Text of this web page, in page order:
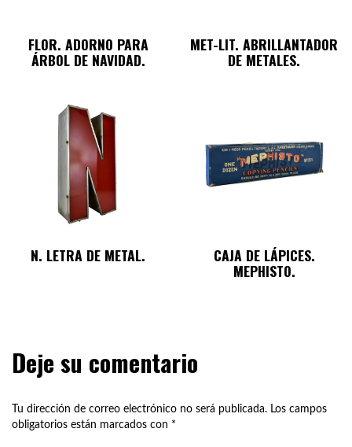
FLOR. ADORNO PARA
ÁRBOL DE NAVIDAD.
MET-LIT. ABRILLANTADOR
DE METALES.
N. LETRA DE METAL. CAJA DE LÁPICES.
MEPHISTO.
Deje su comentario
Tu dirección de correo electrónico no será publicada. Los campos
obligatorios están marcados con *